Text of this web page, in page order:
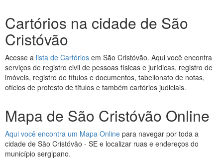
Cartórios na cidade de São
Cristóvão
Acesse a lista de Cartórios em São Cristóvão. Aqui você encontra
serviços de registro civil de pessoas físicas e jurídicas, registro de
imóveis, registro de títulos e documentos, tabelionato de notas,
ofícios de protesto de títulos e também cartórios judiciais.
Mapa de São Cristóvão Online
Aqui você encontra um Mapa Online para navegar por toda a
cidade de São Cristóvão - SE e localizar ruas e endereços do
município sergipano.